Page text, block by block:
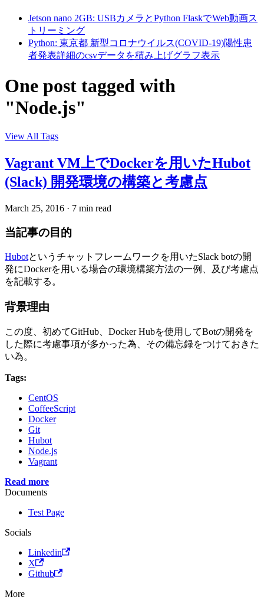
Jetson nano 2GB: USBカメラとPython FlaskでWeb動画ス
トリーミング
Python: 東京都 新型コロナウイルス(COVID-19)陽性患
者発表詳細のcsvデータを積み上げグラフ表示
One post tagged with
"Node.js"
View All Tags
Vagrant VM上でDockerを用いたHubot
(Slack) 開発環境の構築と考慮点
March 25, 2016 · 7 min read
当記事の目的
Hubotというチャットフレームワークを用いたSlack botの開
発にDockerを用いる場合の環境構築方法の一例、及び考慮点
を記載する。
背景理由
この度、初めてGitHub、Docker Hubを使用してBotの開発を
した際に考慮事項が多かった為、その備忘録をつけておきた
い為。
Tags:
CentOS
CoffeeScript
Docker
Git
Hubot
Node.js
Vagrant
Read more
Documents
Test Page
Socials
Linkedin
X
Github
More